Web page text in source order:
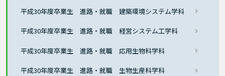
平成30年度卒業生 進路・就職 建築環境システム学科
平成30年度卒業生 進路・就職 経営システム工学科
平成30年度卒業生 進路・就職 応用生物科学科
平成30年度卒業生 進路・就職 生物生産科学科